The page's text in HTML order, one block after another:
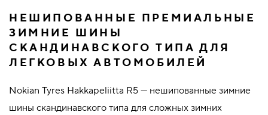
НЕШИПОВАННЫЕ ПРЕМИАЛЬНЫЕ
ЗИМНИЕ ШИНЫ
СКАНДИНАВСКОГО ТИПА ДЛЯ
ЛЕГКОВЫХ АВТОМОБИЛЕЙ
Nokian Tyres Hakkapeliitta R5 — нешипованные зимние
шины скандинавского типа для сложных зимних